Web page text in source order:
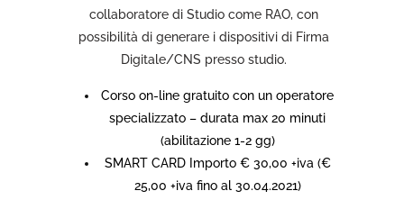
collaboratore di Studio come RAO, con
possibilità di generare i dispositivi di Firma
Digitale/CNS presso studio.
Corso on-line gratuito con un operatore
specializzato – durata max 20 minuti
(abilitazione 1-2 gg)
SMART CARD Importo € 30,00 +iva (€
25,00 +iva fino al 30.04.2021)